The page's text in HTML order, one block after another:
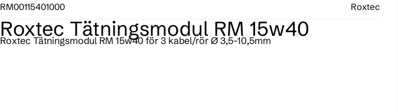
RM00115401000 Roxtec
Roxtec Tätningsmodul RM 15w40
Roxtec Tätningsmodul RM 15w40 för 3 kabel/rör Ø 3,5-10,5mm